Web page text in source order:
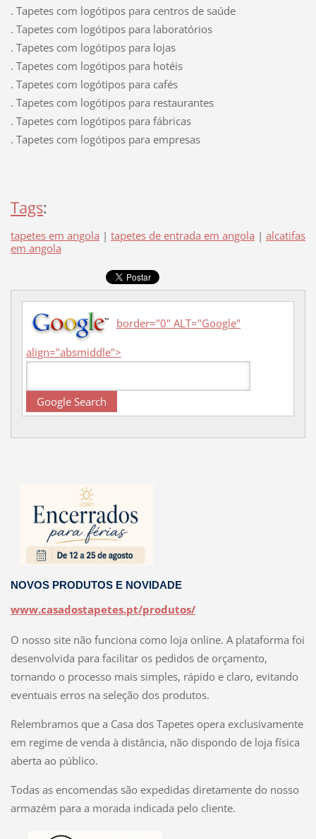
. Tapetes com logótipos para centros de saúde
. Tapetes com logótipos para laboratórios
. Tapetes com logótipos para lojas
. Tapetes com logótipos para hotéis
. Tapetes com logótipos para cafés
. Tapetes com logótipos para restaurantes
. Tapetes com logótipos para fábricas
. Tapetes com logótipos para empresas
Tags:
tapetes em angola | tapetes de entrada em angola | alcatifas
em angola
border="0" ALT="Google"
align="absmiddle">
NOVOS PRODUTOS E NOVIDADE
www.casadostapetes.pt/produtos/
O nosso site não funciona como loja online. A plataforma foi
desenvolvida para facilitar os pedidos de orçamento,
tornando o processo mais simples, rápido e claro, evitando
eventuais erros na seleção dos produtos.
Relembramos que a Casa dos Tapetes opera exclusivamente
em regime de venda à distância, não dispondo de loja física
aberta ao público.
Todas as encomendas são expedidas diretamente do nosso
armazém para a morada indicada pelo cliente.